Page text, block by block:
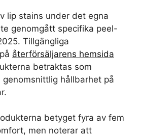
lip stains under det egna
genomgått specifika peel-
Tillgängliga
återförsäljarens hemsida
betraktas som
hållbarhet på
betyget fyra av fem
men noterar att